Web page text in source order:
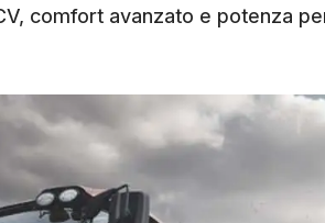
comfort avanzato e potenza